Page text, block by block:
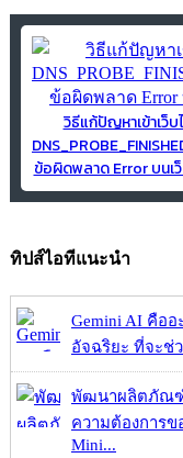
วิธีแก้ปัญหาเข้าเว็บ
ข้อผิดพลาด Error บนเว็
ทิปส์ไอทีแนะนำ
Gemini AI คืออ
อัจฉริยะ ที่จะช่
พัฒนาผลิตภัณ
ความต้องการข
Mini...